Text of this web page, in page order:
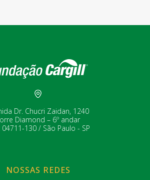
Dr. Chucri Zaidan, 1240
Diamond – 6º andar
04711-130 / São Paulo - SP
NOSSAS REDES